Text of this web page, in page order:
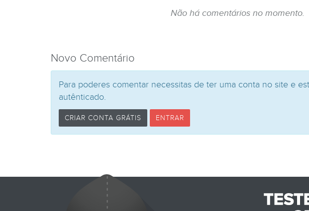
Não há comentários no momento.
Novo Comentário
Para poderes comentar necessitas de ter uma conta no site e
autênticado.
CRIAR CONTA GRÁTIS ENTRAR